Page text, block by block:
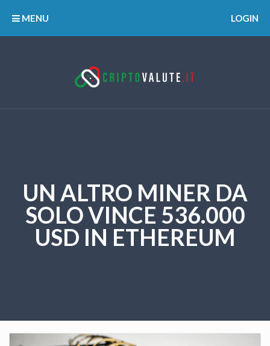
MENU LOGIN
UN ALTRO MINER DA
SOLO VINCE 536.000
USD IN ETHEREUM